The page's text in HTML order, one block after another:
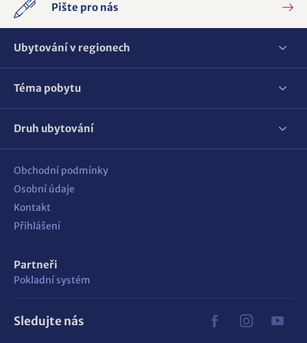
Pište pro nás
Ubytování v regionech
Téma pobytu
Druh ubytování
Obchodní podmínky
Osobní údaje
Kontakt
Přihlášení
Partneři
Pokladní systém
Sledujte nás